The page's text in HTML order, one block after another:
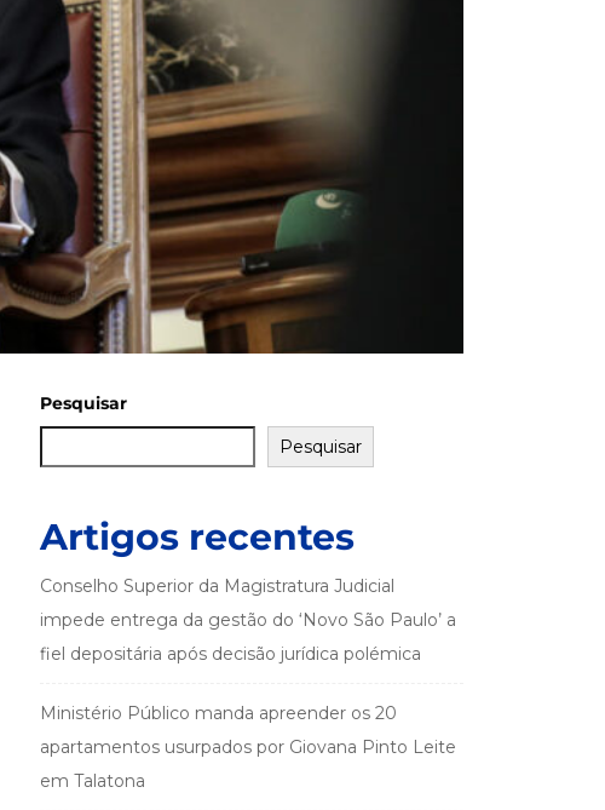
Pesquisar
Pesquisar
Artigos recentes
Conselho Superior da Magistratura Judicial
impede entrega da gestão do ‘Novo São Paulo’ a
fiel depositária após decisão jurídica polémica
Ministério Público manda apreender os 20
apartamentos usurpados por Giovana Pinto Leite
em Talatona